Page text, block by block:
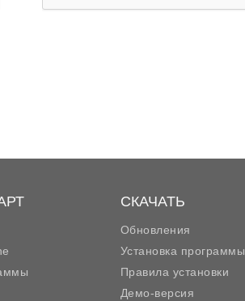
СКАЧАТЬ
Обновления
Установка программы
Правила установки
Демо-версия